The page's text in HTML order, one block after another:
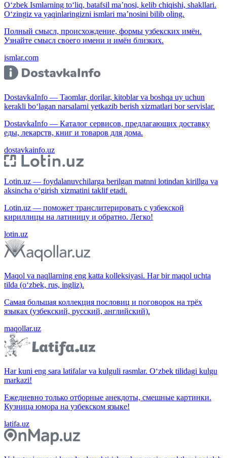
O‘zbek Ismlarning to‘liq, batafsil ma’nosi, kelib chiqishi, shakllari.
O‘zingiz va yaqinlaringizni ismlari ma’nosini bilib oling.
Полный смысл, происхождение, формы узбекских имён.
Узнайте смысл своего имени и имён близких.
ismlar.com
DostavkaInfo — Taomlar, dorilar, kitoblar va boshqa uy uchun
kerakli bo‘lagan narsalarni yetkazib berish xizmatlari bor servislar.
DostavkaInfo — Каталог сервисов, предлагающих доставку
еды, лекарств, книг и товаров для дома.
dostavkainfo.uz
Lotin.uz — foydalanuvchilarga berilgan matnni lotindan kirillga va
aksincha o‘girish xizmatini taklif etadi.
Lotin.uz — поможет транслитерировать с узбекской
кириллицы на латиницу и обратно. Легко!
lotin.uz
Maqol va naqllarning eng katta kolleksiyasi. Har bir maqol uchta
tilda (o‘zbek, rus, ingliz).
Самая большая коллекция пословиц и поговорок на трёх
языках (узбекский, русский, английский).
maqollar.uz
Har kuni eng sara latifalar va kulguli rasmlar. O‘zbek tilidagi kulgu
markazi!
Ежедневно только отборные анекдоты, смешные картинки.
Кузница юмора на узбекском языке!
latifa.uz